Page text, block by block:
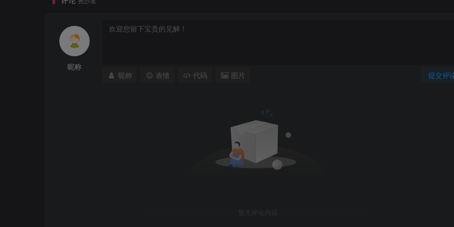
昵称
提交评
昵称 表情 代码 图片
暂无评论内容